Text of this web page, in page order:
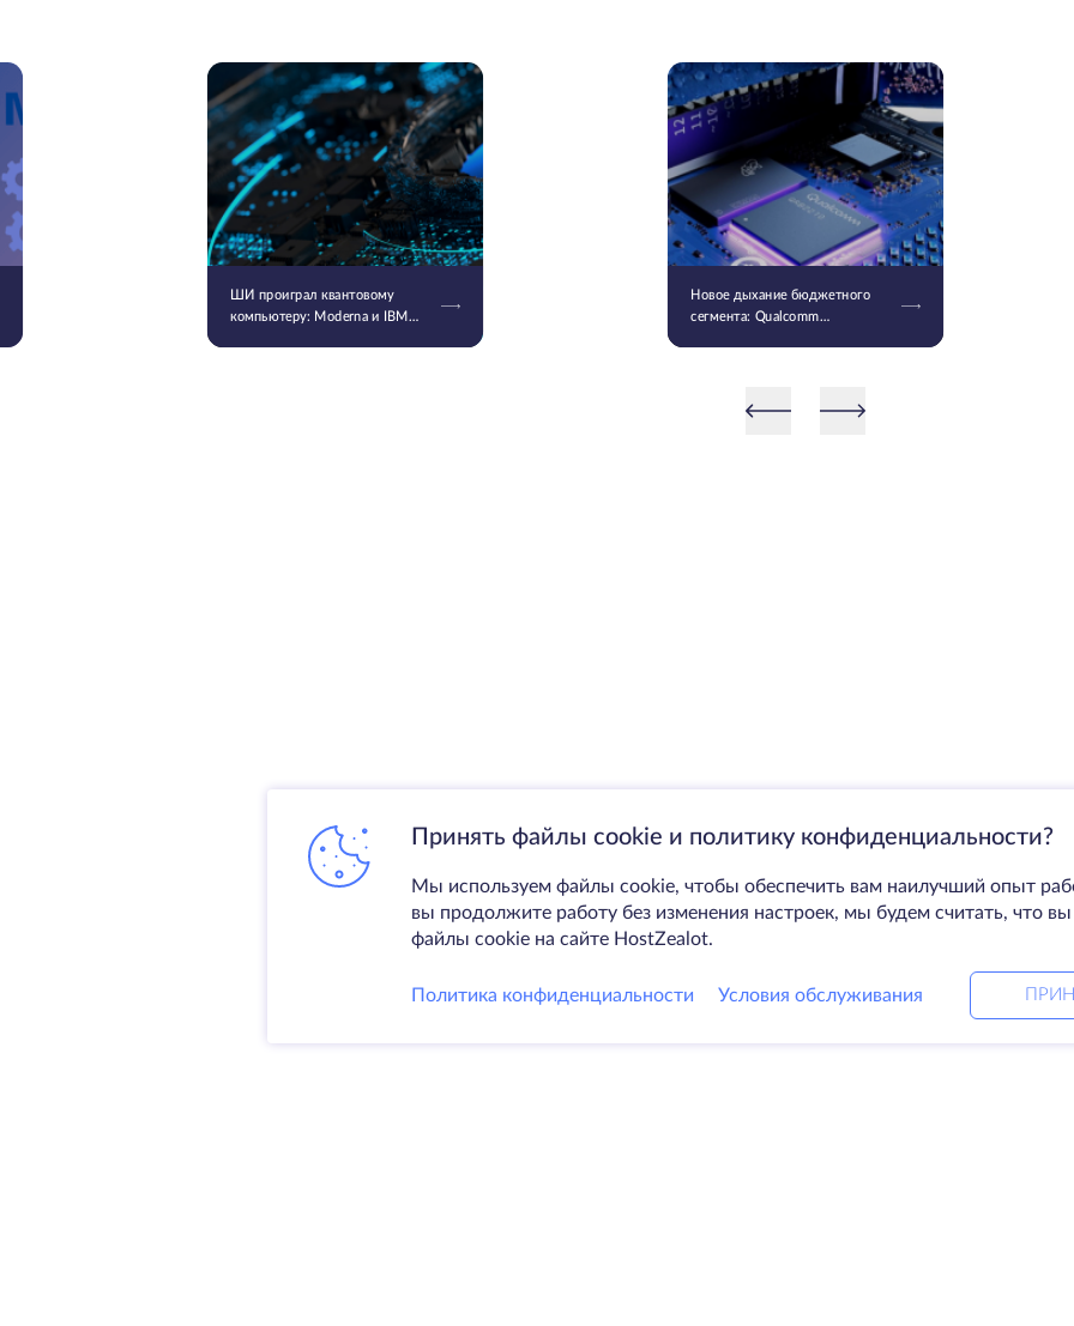
ШИ проиграл квантовому
компьютеру: Moderna и IBM
Новое дыхание бюджетного
сегмента: Qualcomm
Принять файлы cookie и политику конфиденциальности?
Мы используем файлы cookie, чтобы обеспечить вам наилучший опыт
вы продолжите работу без изменения настроек, мы будем считать, что вы
файлы cookie на сайте HostZealot.
Политика конфиденциальности Условия обслуживания